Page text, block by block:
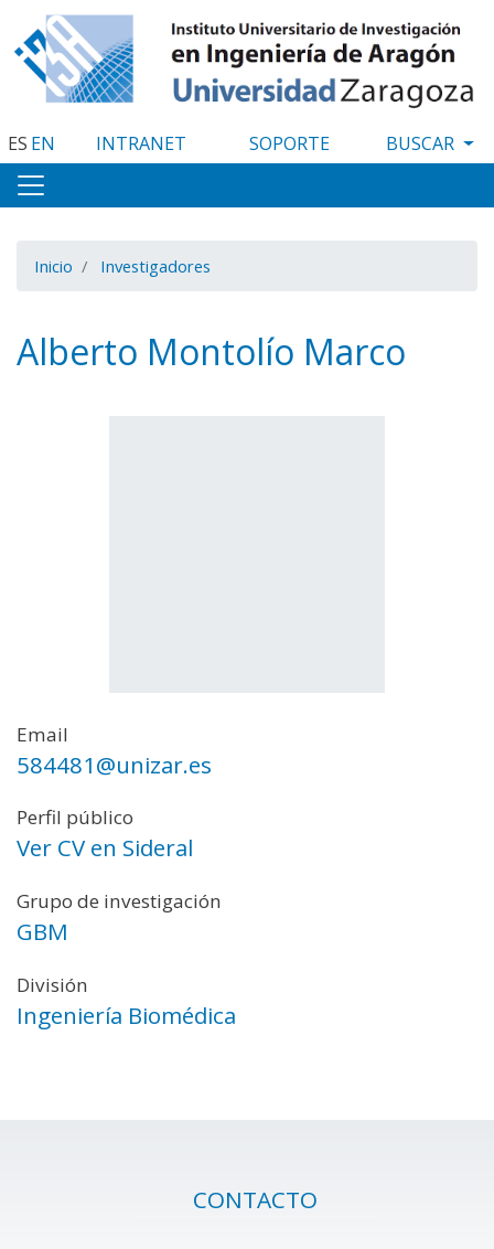
al
contenido
principal
ES EN INTRANET SOPORTE
Inicio Investigadores
Alberto Montolío Marco
Email
584481@unizar.es
Perfil público
Ver CV en Sideral
Grupo de investigación
GBM
División
Ingeniería Biomédica
CONTACTO